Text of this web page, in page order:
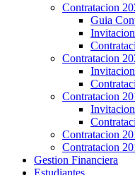
Contratacion
Guia
Contratacion
Contratacion
Contratacion
Contratacion
Gestion Financiera
Estudiantes